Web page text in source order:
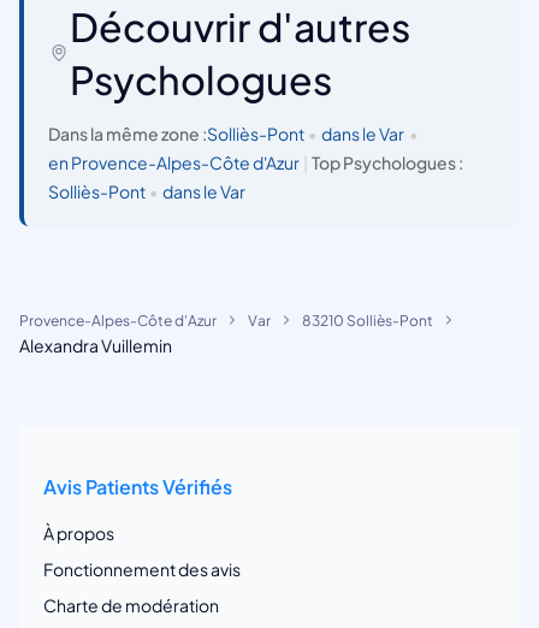
Découvrir d'autres
Psychologues
Dans la même zone :Solliès-Pont • dans le Var •
en Provence-Alpes-Côte d'Azur
Top Psychologues :
Solliès-Pont • dans le Var
Provence-Alpes-Côte d'Azur Var 83210 Solliès-Pont
Alexandra Vuillemin
Avis Patients Vérifiés
À propos
Fonctionnement des avis
Charte de modération